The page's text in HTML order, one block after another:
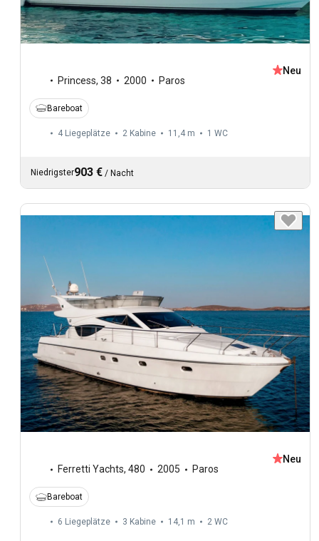
Princess, 38 2000 Paros
Neu
Bareboat
4 Liegeplätze 2 Kabine 11,4 m 1 WC
Niedrigster903 € / Nacht
Ferretti Yachts, 480 2005 Paros
Neu
Bareboat
6 Liegeplätze 3 Kabine 14,1 m 2 WC